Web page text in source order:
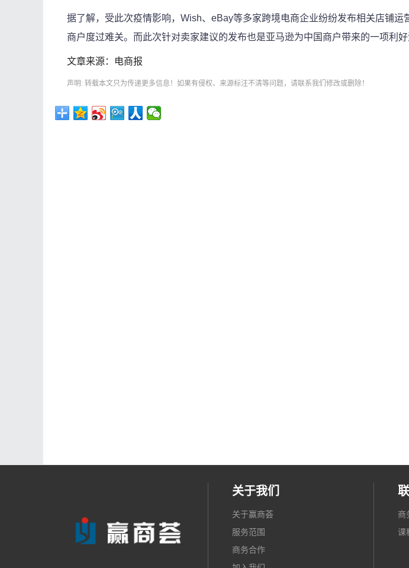
据了解，受此次疫情影响，Wish、eBay等多家跨境电商企业纷纷发布相关店铺运
商户度过难关。而此次针对卖家建议的发布也是亚马逊为中国商户带来的一项利好
文章来源：电商报
声明: 转载本文只为传递更多信息！如果有侵权、来源标注不清等问题，请联系我们修改或删除！
关于我们
关于赢商荟
服务范围
商务合作
商
课